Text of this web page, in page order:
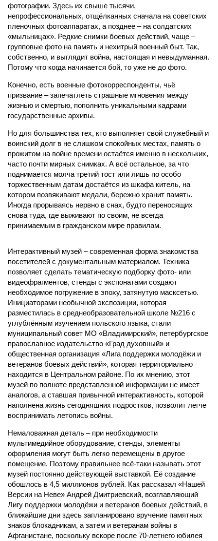
фотографии. Здесь их свыше тысячи,
непрофессиональных, отщёлканных сначала на советских
пленочных фотоаппаратах, а позднее – на солдатских
«мыльницах». Редкие снимки боевых действий, чаще –
групповые фото на память и нехитрый военный быт. Так,
собственно, и выглядит война, настоящая и невыдуманная.
Потому что когда начинается бой, то уже не до фото.
Конечно, есть военные фотокорреспонденты, чьё
призвание – запечатлеть страшные мгновения между
жизнью и смертью, пополнить уникальными кадрами
государственные архивы.
Но для большинства тех, кто выполняет свой служебный и
воинский долг в не слишком спокойных местах, память о
прожитом на войне времени остаётся именно в нескольких,
часто почти мирных снимках. А всё остальное, за что
поднимается молча третий тост или лишь по особо
торжественным датам достаётся из шкафа китель, на
котором позвякивают медали, бережно хранит память.
Иногда прорываясь нервно в снах, будто переносящих
снова туда, где выживают по своим, не всегда
принимаемым в гражданском мире правилам.
Интерактивный музей – современная форма знакомства
посетителей с документальным материалом. Техника
позволяет сделать тематическую подборку фото- или
видеофрагментов, стенды с экспонатами создают
необходимое погружение в эпоху, затянутую масксетью.
Инициаторами необычной экспозиции, которая
разместилась в среднеобразовательной школе №216 с
углублённым изучением польского языка, стали
муниципальный совет МО «Владимирский», петербургское
православное издательство «Град духовный» и
общественная организация «Лига поддержки молодёжи и
ветеранов боевых действий», которая территориально
находится в Центральном районе. По их мнению, этот
музей по полноте представленной информации не имеет
аналогов, а ставшая привычной интерактивность, которой
наполнена жизнь сегодняшних подростков, позволит легче
воспринимать летопись войны.
Немаловажная деталь – при необходимости
мультимедийное оборудование, стенды, элементы
оформления могут быть легко перемещены в другое
помещение. Поэтому правильнее всё-таки называть этот
музей постоянно действующей выставкой. Её создание
обошлось в 4,5 миллионов рублей. Как рассказал «Нашей
Версии на Неве» Андрей Дмитриевский, возглавляющий
Лигу поддержки молодёжи и ветеранов боевых действий, в
ближайшие дни здесь запланировано вручение памятных
знаков блокадникам, а затем и ветеранам войны в
Афганистане, поскольку вскоре после 70-летнего юбилея